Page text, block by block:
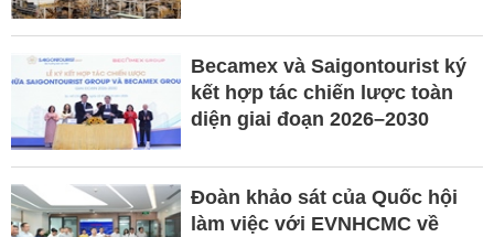
Becamex và Saigontourist ký
kết hợp tác chiến lược toàn
diện giai đoạn 2026–2030
Đoàn khảo sát của Quốc hội
làm việc với EVNHCMC về